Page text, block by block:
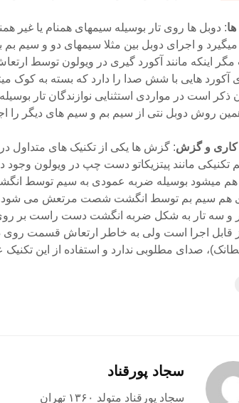
: دوبل ها روی تار بوسیله سیمهای همنام یا غیر
میگیرد و اجرای دوبل بین مثلا سیمهای دو و سیم بم
اینکه مانند آکورد گیری در ویولون توسط ارتعاش
آکورد هایی با شش صدا را دارد که بسته به کوک
ذکر است در مواردی استثنایی نوازندگان تار
روش دوبل نتی از سیم بم و سیم های دیگر را
کاری و گزش: گزش ها یکی از تکنیک های متداول در
تکنیکی مانند پیتزیکاتو دست چپ در ویولون وجود
میشود بوسیله ضربه عمودی به سیم توسط
هم سیم بم توسط انگشت شصت مرتعش می شود.
و سه تار به شکل ضربه انگشت دست راست بر روی
قابل اجرا است ولی به خاطر ارتعاش قسمت
صدای مطلوبی ندارد و استفاده از این
سجاد پورقناد
سجاد پورقناد متولد ۱۳۶۰ تهران